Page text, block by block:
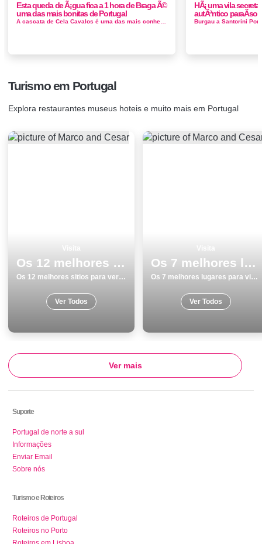
Esta queda de Ã¡gua fica a 1 hora de Braga Ã©
uma das mais bonitas de Portugal
HÃ¡ uma vila
autÃªntico paraÃ­so
Turismo em Portugal
Explora restaurantes museus hoteis e muito mais em Portugal
Os 12 melhores sitios para ver e visitar em Tavira
Os 12 melhores sitios para ver e visitar em Tavira
Ver Todos
Os 7 melhores lugares para visitar em Portalegre
Os 7 melhores lugares para visitar em Portalegre
Ver Todos
Ver mais
Suporte
Portugal de norte a sul
Informações
Enviar Email
Sobre nós
Turismo e Roteiros
Roteiros de Portugal
Roteiros no Porto